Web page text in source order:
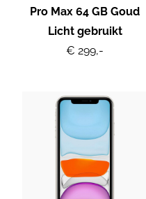
Pro Max 64 GB Goud
Licht gebruikt
€ 299,-